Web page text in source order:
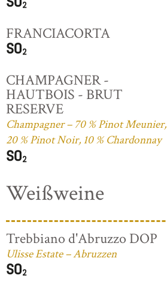
FRANCIACORTA
CHAMPAGNER -
HAUTBOIS - BRUT
RESERVE
Champagner – 70 % Pinot Meunier,
20 % Pinot Noir, 10 % Chardonnay
Weißweine
Trebbiano d'Abruzzo DOP
Ulisse Estate – Abruzzen